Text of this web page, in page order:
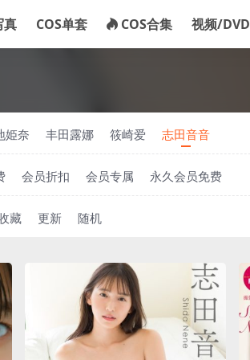
真 COS单套 COS合集 视频/DVD
姫奈 丰田露娜 筱崎爱 志田音音
会员折扣 会员专属 永久会员免费
藏 更新 随机